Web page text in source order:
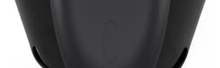
Teknoloji Gelsin oyuncu kulaklığı ve Xiaomi Redmi Buds 6 Lite
modellerini detaylı karşılaştırıyoruz, özellikleri, kullanıcı yorumları
ve seçim ipuçlarıyla doğru tercihi yapmanıza yardımcı oluyoruz.
MATEO ve Mmctech Kablosuz Kulaklık
Karşılaştırması: Özellikler ve Kullanıcı Yorumları